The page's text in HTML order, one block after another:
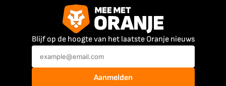
Blijf op de hoogte van het laatste Oranje nieuws
Aanmelden